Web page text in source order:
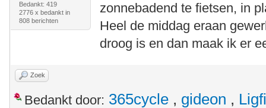
Bedankt: 419
2776 x bedankt in
808 berichten
zonnebadend te fietsen, in
Heel de middag eraan
droog is en dan maak ik er
Zoek
Bedankt door: 365cycle , gideon ,